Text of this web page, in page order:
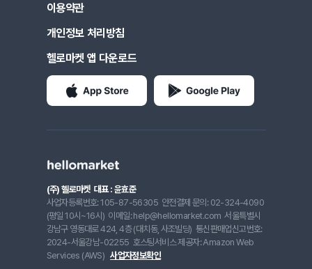
이용약관
개인정보 처리방침
헬로마켓 앱 다운로드
(주) 헬로마켓 대표 : 윤효준
사업자등록번호: 105-87-56305 안전결제 문의: 02-324-4090
(평일 10시~16시) 이메일: help@hellomarket.com 서울특별시
강남구 영동대로 424, 4층 (대치동, 사조빌딩) 통신판매업신고번호:
2024-서울강남-02255 호스팅서비스 제공자: Amazon Web
Services (AWS) 사업자정보확인